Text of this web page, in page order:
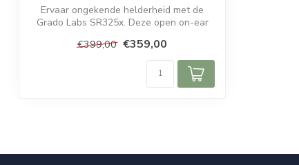
Ervaar ongekende helderheid met de
Grado Labs SR325x. Deze open on-ear
€399,00 €359,00